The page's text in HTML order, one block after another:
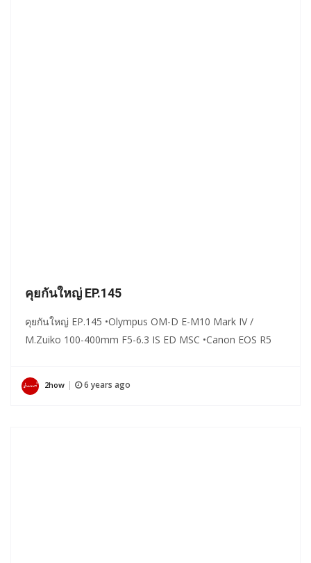
คุยกันใหญ่ EP.145
คุยกันใหญ่ EP.145 •Olympus OM-D E-M10 Mark IV /
M.Zuiko 100-400mm F5-6.3 IS ED MSC •Canon EOS R5
2how 6 years ago